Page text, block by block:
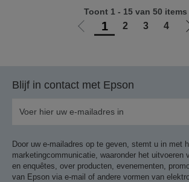
Ga
1 2 3 4
Toont 1 - 15 van 50 items
Blijf in contact met Epson
Door uw e-mailadres op te geven, stemt u in met
marketingcommunicatie, waaronder het uitvoeren
en enquêtes, over producten, evenementen,
van Epson via e-mail of andere vormen van